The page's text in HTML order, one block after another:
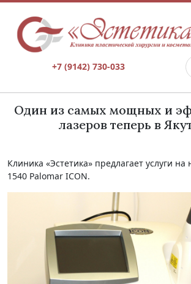
+7 (9142) 730-033
Один из самых мощных и
лазеров теперь в
Клиника «Эстетика» предлагает услуги на
1540 Palomar ICON.